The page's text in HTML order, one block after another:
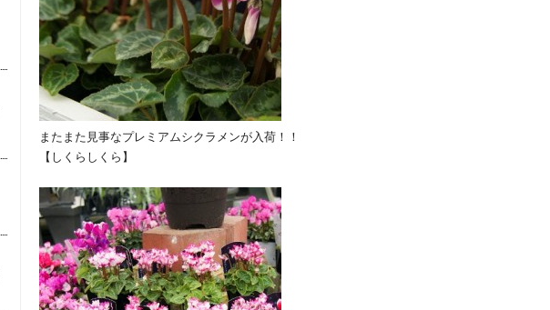
またまた見事なプレミアムシクラメンが入荷！！
【しくらしくら】